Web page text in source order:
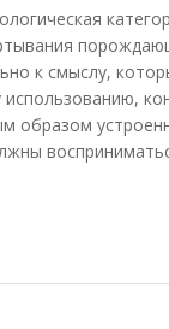
к смыслу,
образом